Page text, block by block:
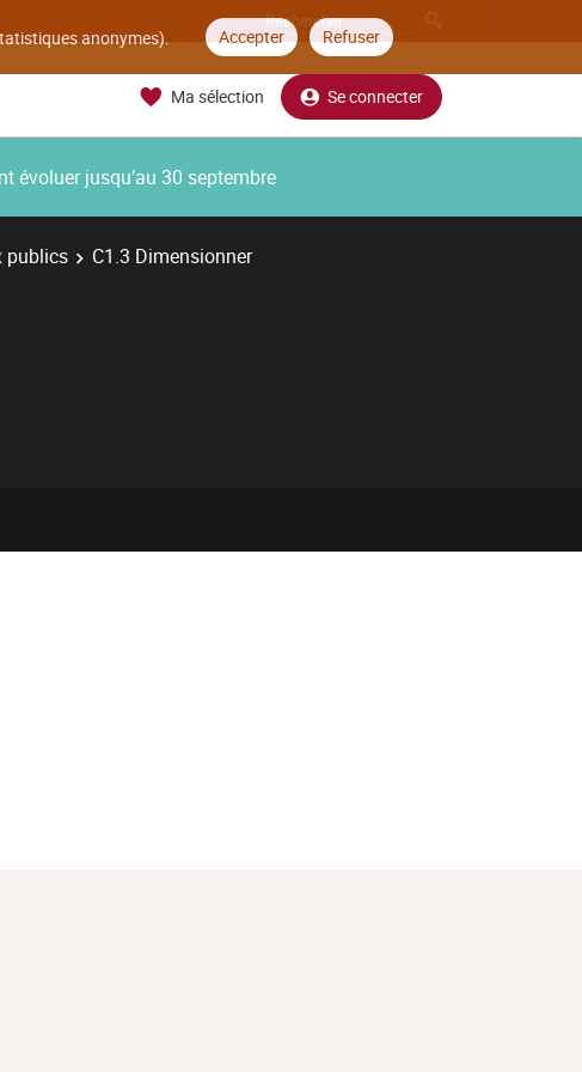
anonymes). Accepter Refuser
Ma sélection Se connecter
évoluer jusqu’au 30 septembre
publics C1.3 Dimensionner